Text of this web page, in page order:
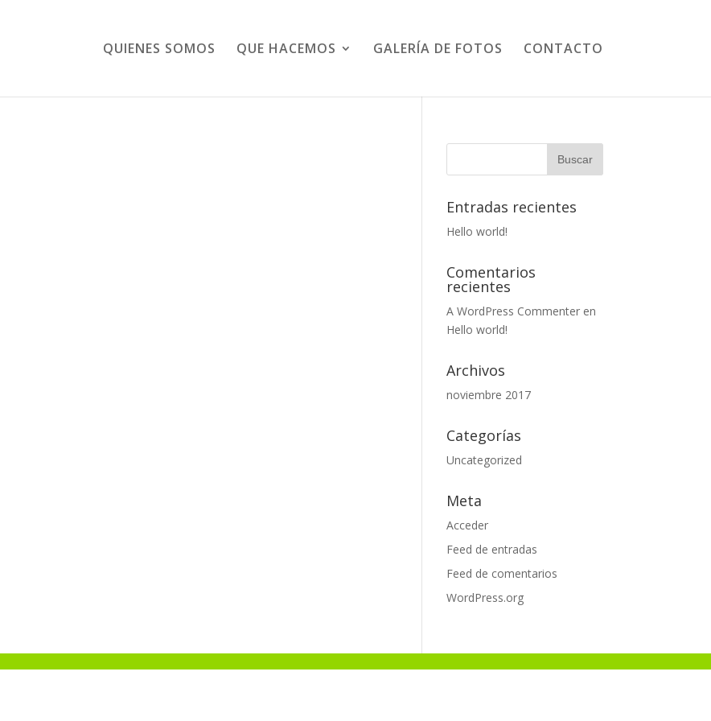
QUIENES SOMOS QUE HACEMOS GALERÍA DE FOTOS CONTACTO
Entradas recientes
Hello world!
Comentarios
recientes
A WordPress Commenter en
Hello world!
Archivos
noviembre 2017
Categorías
Uncategorized
Meta
Acceder
Feed de entradas
Feed de comentarios
WordPress.org